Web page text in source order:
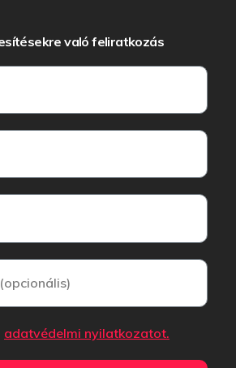
való feliratkozás
adatvédelmi nyilatkozatot.